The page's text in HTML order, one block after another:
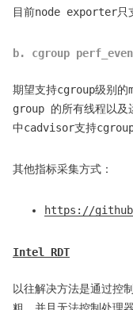
目前node exporter只
b. cgroup
期望支持cgroup级别
group 的所有线程以及
中cadvisor支持
其他指标采集方式：
https://
Intel RDT
以往解决方法是通过控